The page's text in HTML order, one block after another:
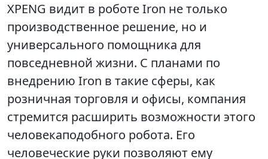
XPENG видит в роботе Iron не только
производственное решение, но и
универсального помощника для
повседневной жизни. С планами по
внедрению Iron в такие сферы, как
розничная торговля и офисы, компания
стремится расширить возможности этого
человекаподобного робота. Его
человеческие руки позволяют ему